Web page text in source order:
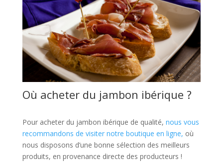
Où acheter du jambon ibérique ?
Pour acheter du jambon ibérique de qualité, nous vous
recommandons de visiter notre boutique en ligne, où
nous disposons d’une bonne sélection des meilleurs
produits, en provenance directe des producteurs !